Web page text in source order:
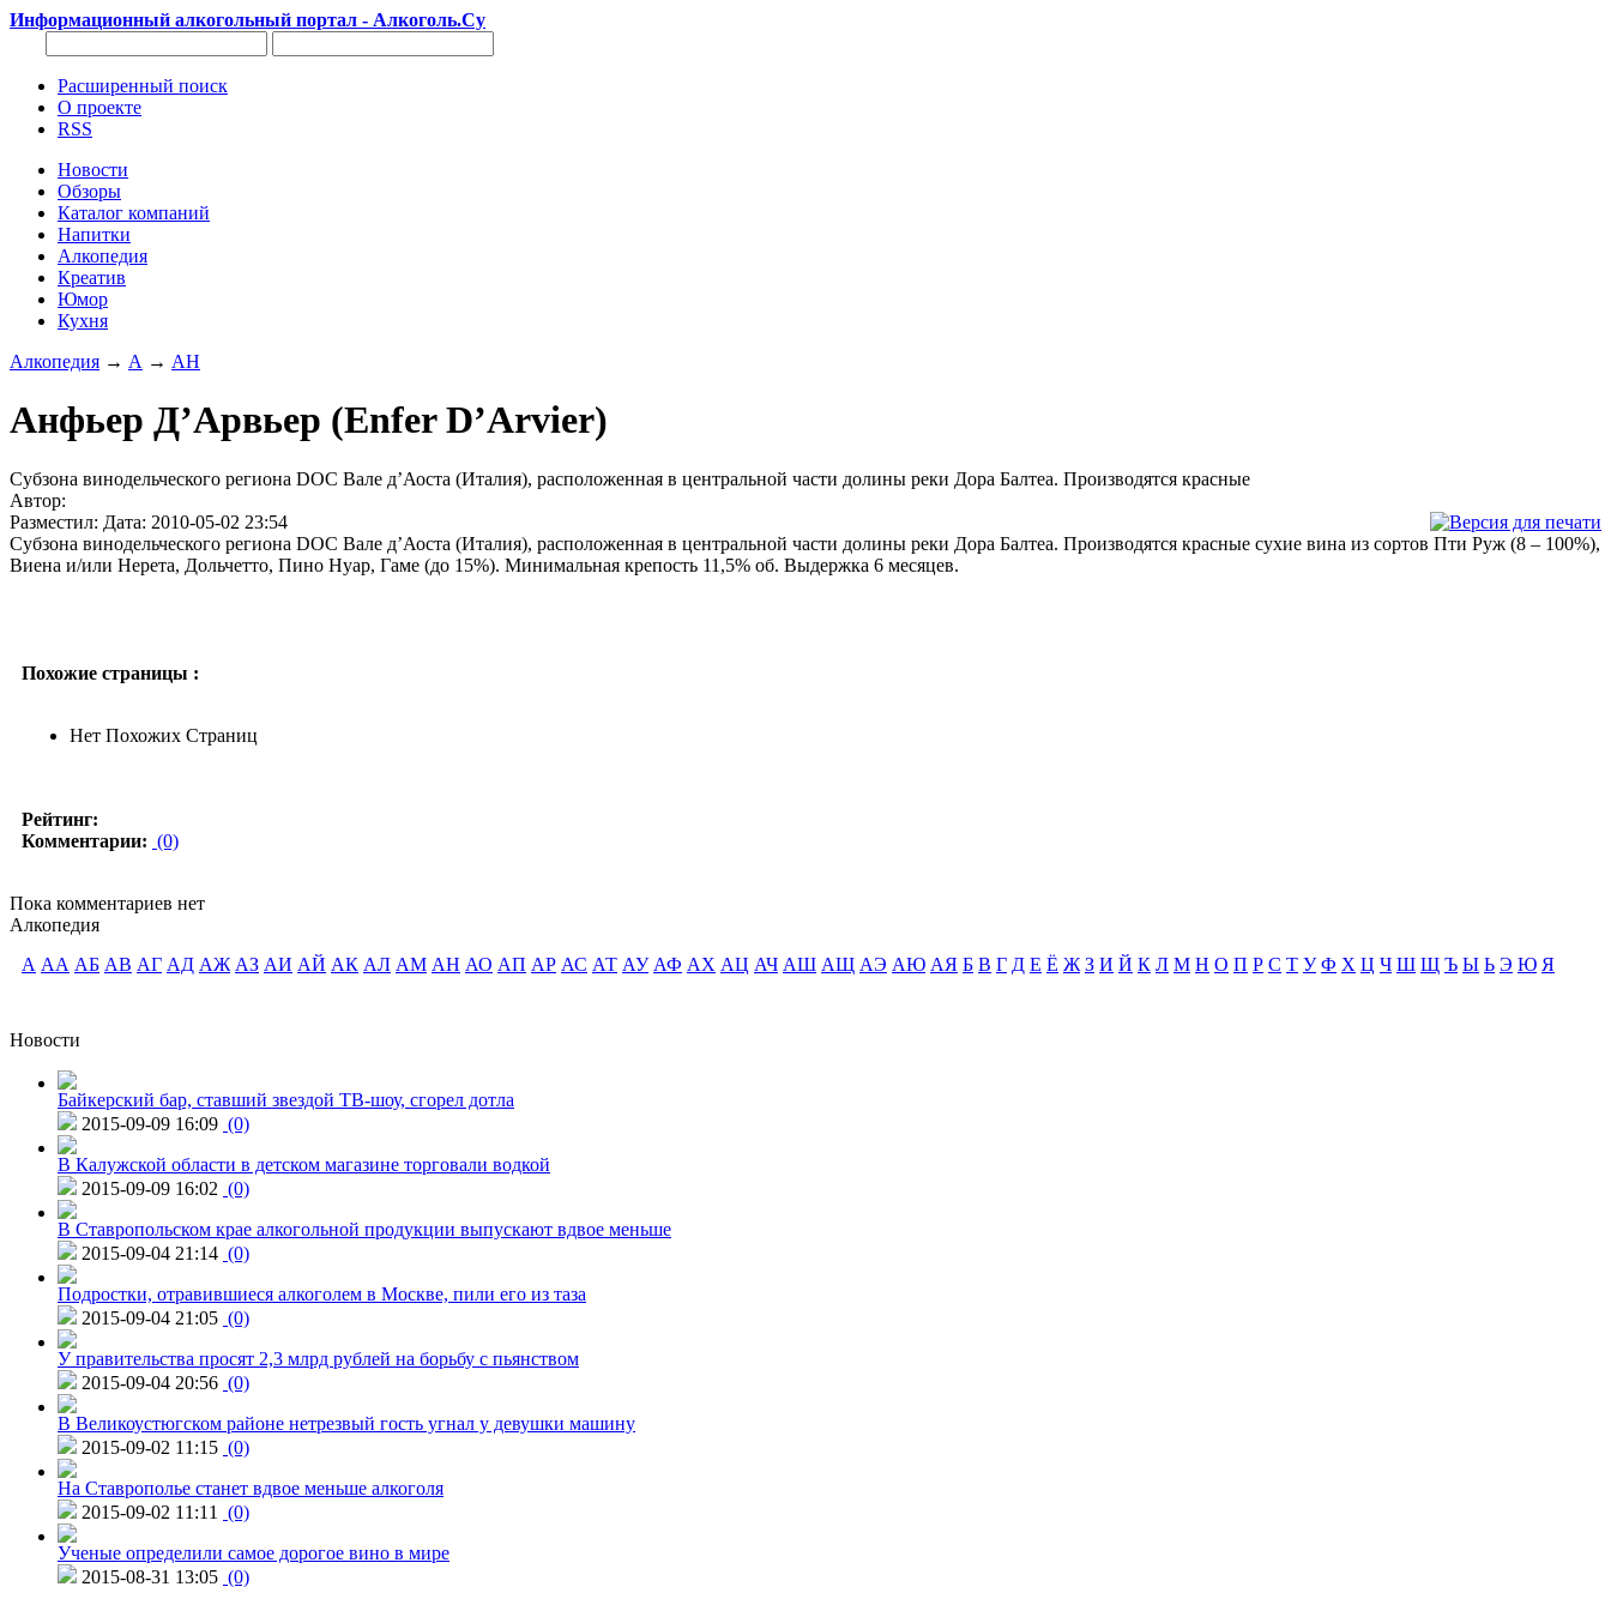
Информационный алкогольный портал - Алкоголь.Су
Расширенный поиск
О проекте
RSS
Новости
Обзоры
Каталог компаний
Напитки
Алкопедия
Креатив
Юмор
Кухня
Алкопедия → А → АН
Анфьер Д’Арвьер (Enfer D’Arvier)
Субзона винодельческого региона DOC Вале д’Аоста (Италия), расположенная в центральной части долины реки Дора Балтеа. Производятся красные
Автор:
Разместил: Дата: 2010-05-02 23:54
Субзона винодельческого региона DOC Вале д’Аоста (Италия), расположенная в центральной части долины реки Дора Балтеа. Производятся красные сухие вина из сортов Пти Руж (8 – 100%),
Виена и/или Нерета, Дольчетто, Пино Нуар, Гаме (до 15%). Минимальная крепость 11,5% об. Выдержка 6 месяцев.
Похожие страницы :
Нет Похожих Страниц
Рейтинг:
Комментарии: (0)
Пока комментариев нет
Алкопедия
А АА АБ АВ АГ АД АЖ АЗ АИ АЙ АК АЛ АМ АН АО АП АР АС АТ АУ АФ АХ АЦ АЧ АШ АЩ АЭ АЮ АЯ Б В Г Д Е Ё Ж З И Й К Л М Н О П Р С Т У Ф Х Ц Ч Ш Щ Ъ Ы Ь Э Ю Я
Новости
Байкерский бар, ставший звездой ТВ-шоу, сгорел дотла
2015-09-09 16:09 (0)
В Калужской области в детском магазине торговали водкой
2015-09-09 16:02 (0)
В Ставропольском крае алкогольной продукции выпускают вдвое меньше
2015-09-04 21:14 (0)
Подростки, отравившиеся алкоголем в Москве, пили его из таза
2015-09-04 21:05 (0)
У правительства просят 2,3 млрд рублей на борьбу с пьянством
2015-09-04 20:56 (0)
В Великоустюгском районе нетрезвый гость угнал у девушки машину
2015-09-02 11:15 (0)
На Ставрополье станет вдвое меньше алкоголя
2015-09-02 11:11
(0)
Ученые определили самое дорогое вино в мире
2015-08-31 13:05 (0)